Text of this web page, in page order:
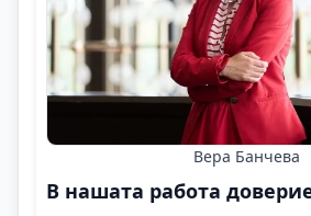
Вера Банчева
В нашата работа